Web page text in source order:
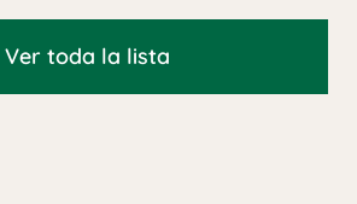
Ver toda la lista